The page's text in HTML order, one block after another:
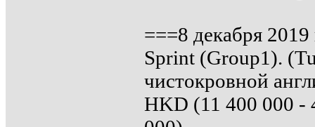
===8 декабря
Sprint (Group1).
чистокровной
HKD (11 400 000 -